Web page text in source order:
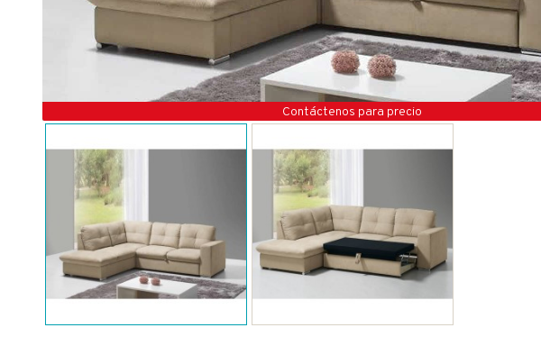
Contáctenos para precio